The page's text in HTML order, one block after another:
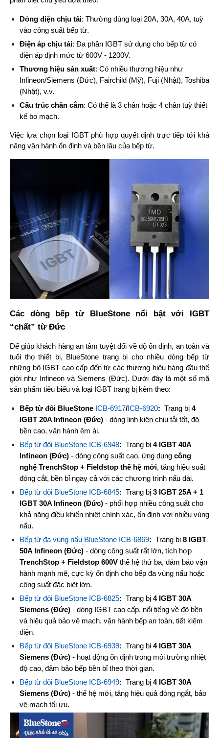
Dòng điện chịu tải: Thường dùng loại 20A, 30A, 40A, tuỳ
vào công suất bếp từ.
Điện áp chịu tải: Đa phần IGBT sử dụng cho bếp từ có
điện áp định mức từ 600V - 1200V.
Thương hiệu sản xuất: Có nhiều thương hiệu như
Infineon/Siemens (Đức), Fairchild (Mỹ), Fuji (Nhật), Toshiba
(Nhật), v.v.
Cấu trúc chân cắm: Có thể là 3 chân hoặc 4 chân tuỳ thiết
kế bo mạch.
Việc lựa chọn loại IGBT phù hợp quyết định trực tiếp tới khả
năng vận hành ổn định và bền lâu của bếp từ.
Các dòng bếp từ BlueStone nổi bật với IGBT
“chất” từ Đức
Để giúp khách hàng an tâm tuyệt đối về độ ổn định, an toàn và
tuổi thọ thiết bị, BlueStone trang bị cho nhiều dòng bếp từ
những bộ IGBT cao cấp đến từ các thương hiệu hàng đầu thế
giới như Infineon và Siemens (Đức). Dưới đây là một số mã
sản phẩm tiêu biểu và loại IGBT trang bị kèm theo:
Bếp từ đôi BlueStone ICB-6917/ ICB-6920: Trang bị 4
IGBT 20A Infineon (Đức) - dòng linh kiện chịu tải tốt, độ
bền cao, vận hành êm ái.
Bếp từ đôi BlueStone ICB-6948: Trang bị 4 IGBT 40A
Infineon (Đức) - dòng công suất cao, ứng dụng công
nghệ TrenchStop + Fieldstop thế hệ mới, tăng hiệu suất
đóng cắt, bền bỉ ngay cả với các chương trình nấu dài.
Bếp từ đôi BlueStone ICB-6845: Trang bị 3 IGBT 25A + 1
IGBT 30A Infineon (Đức) - phối hợp nhiều công suất cho
khả năng điều khiển nhiệt chính xác, ổn định với nhiều vùng
nấu.
Bếp từ đa vùng nấu BlueStone ICB-6869: Trang bị 8 IGBT
50A Infineon (Đức)
TrenchStop + Fieldstop 600V thế hệ thứ ba, đảm bảo vận
hành mạnh mẽ, cực kỳ ổn định cho bếp đa vùng nấu hoặc
công suất đặc biệt lớn.
Bếp từ đôi BlueStone ICB-6825: Trang bị 4 IGBT 30A
Siemens (Đức) - dòng IGBT cao cấp, nổi tiếng về độ bền
và hiệu quả bảo vệ mạch, vận hành bếp an toàn, tiết kiệm
điện.
Bếp từ đôi BlueStone ICB-6939: Trang bị 4 IGBT 30A
Siemens (Đức) - hoạt động ổn định trong môi trường nhiệt
độ cao, đảm bảo bếp bền bỉ theo thời gian.
Bếp từ đôi BlueStone ICB-6949: Trang bị 4 IGBT 30A
Siemens (Đức) - thế hệ mới, tăng hiệu quả đóng ngắt, bảo
vệ mạch tối ưu.